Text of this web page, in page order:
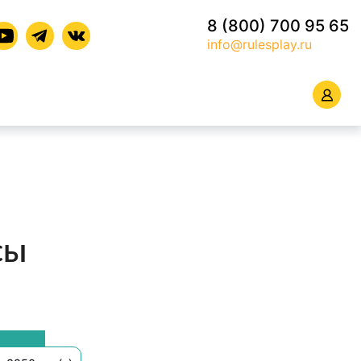
8 (800) 700 95 65
info@rulesplay.ru